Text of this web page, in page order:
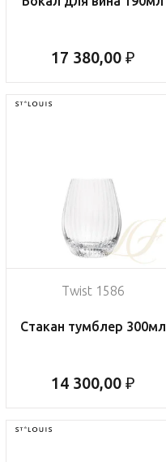
17 380,00 ₽
Twist 1586
Стакан тумблер 300мл
14 300,00 ₽